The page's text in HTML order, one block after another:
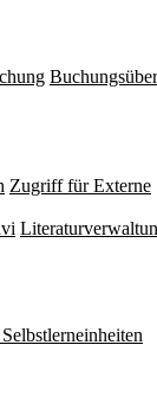
Zugriff für Externe